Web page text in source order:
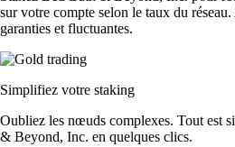
sur votre compte selon le taux du
garanties et fluctuantes.
Simplifiez votre staking
Oubliez les nœuds complexes. Tout est
& Beyond, Inc. en quelques clics.